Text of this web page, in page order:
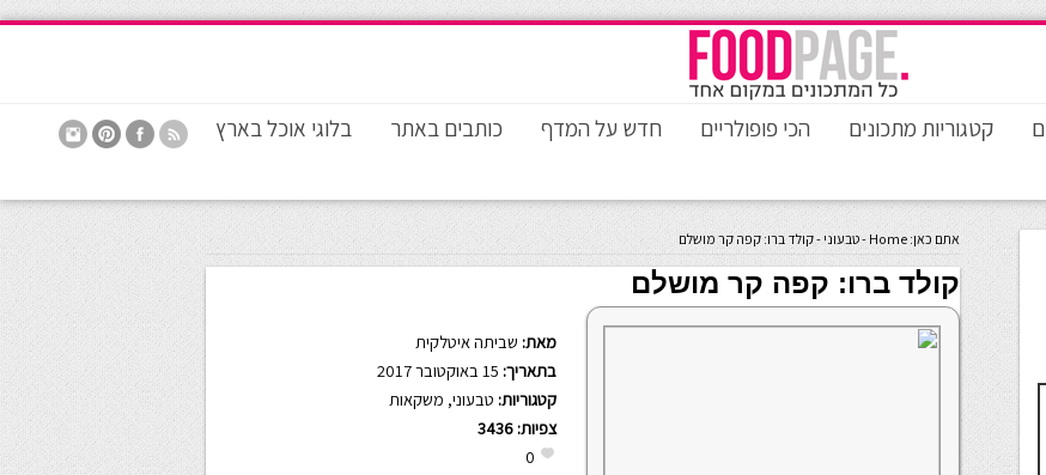
קטגוריות מתכונים הכי פופולריים חדש על המדף כותבים באתר בלוגי אוכל בארץ
אתם כאן: Home
-טבעוני -קולד ברו: קפה קר מושלם
קולד ברו: קפה קר מושלם
מאת: שביתה איטלקית
בתאריך:
קטגוריות: טבעוני, משקאות
צפיות: 3436
0